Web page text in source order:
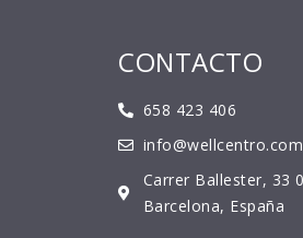
CONTACTO
658 423 406
info@wellcentro.com
Carrer Ballester, 33
Barcelona, España